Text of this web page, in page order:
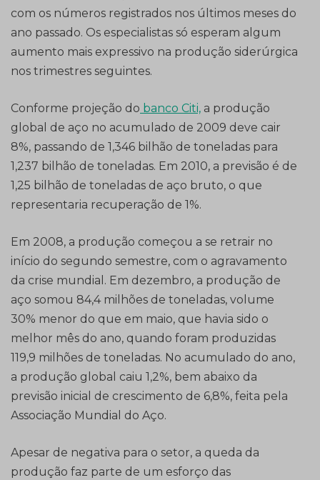
com os números registrados nos últimos meses do
ano passado. Os especialistas só esperam algum
aumento mais expressivo na produção siderúrgica
nos trimestres seguintes.
Conforme projeção do banco Citi, a produção
global de aço no acumulado de 2009 deve cair
8%, passando de 1,346 bilhão de toneladas para
1,237 bilhão de toneladas. Em 2010, a previsão é de
1,25 bilhão de toneladas de aço bruto, o que
representaria recuperação de 1%.
Em 2008, a produção começou a se retrair no
início do segundo semestre, com o agravamento
da crise mundial. Em dezembro, a produção de
aço somou 84,4 milhões de toneladas, volume
30% menor do que em maio, que havia sido o
melhor mês do ano, quando foram produzidas
119,9 milhões de toneladas. No acumulado do ano,
a produção global caiu 1,2%, bem abaixo da
previsão inicial de crescimento de 6,8%, feita pela
Associação Mundial do Aço.
Apesar de negativa para o setor, a queda da
produção faz parte de um esforço das